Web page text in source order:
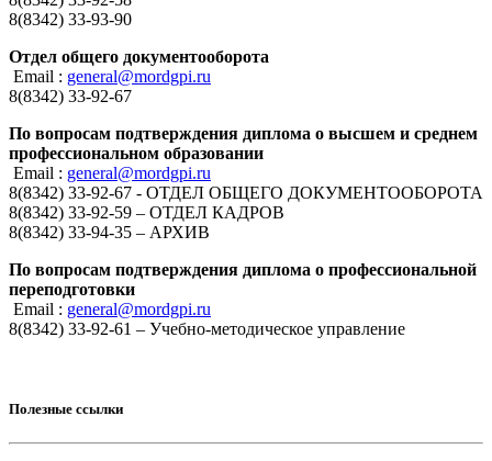
8(8342) 33-93-90
Отдел общего документооборота
Email : general@mordgpi.ru
8(8342) 33-92-67
По вопросам подтверждения диплома о высшем и среднем
профессиональном образовании
Email : general@mordgpi.ru
8(8342) 33-92-67 - ОТДЕЛ ОБЩЕГО ДОКУМЕНТООБОРОТА
8(8342) 33-92-59 – ОТДЕЛ КАДРОВ
8(8342) 33-94-35 – АРХИВ
По вопросам подтверждения диплома о профессиональной
переподготовки
Email : general@mordgpi.ru
8(8342) 33-92-61 – Учебно-методическое управление
Полезные ссылки